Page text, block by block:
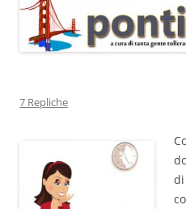
7 Repliche